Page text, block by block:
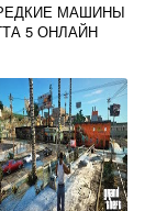
МАШИНЫ
5 ОНЛАЙН